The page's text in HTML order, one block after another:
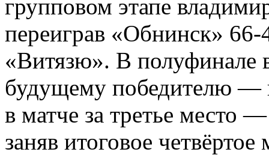
групповом этапе
переиграв «Обнинск» 66-
«Витязю». В полуфинале
будущему победителю —
в матче за третье место
заняв итоговое четвёртое